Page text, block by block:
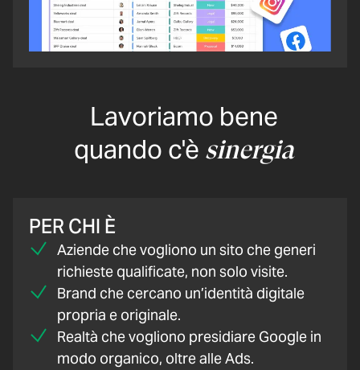
Lavoriamo bene
quando c'è sinergia
PER CHI È
Aziende che vogliono un sito che generi
richieste qualificate, non solo visite.
Brand che cercano un’identità digitale
propria e originale.
Realtà che vogliono presidiare Google in
modo organico, oltre alle Ads.